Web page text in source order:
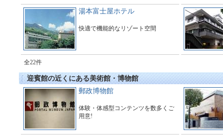
湯本富士屋ホテル
快適で機能的なリゾート空間
全22件
迎賓館の近くにある美術館・博物館
郵政博物館
体験・体感型コンテンツを数多くご
用意!